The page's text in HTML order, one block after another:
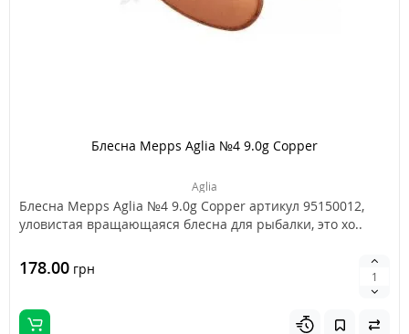
Блесна Mepps Aglia №4 9.0g Copper
Aglia
Блесна Mepps Aglia №4 9.0g Copper артикул 95150012,
уловистая вращающаяся блесна для рыбалки, это хо..
178.00 грн